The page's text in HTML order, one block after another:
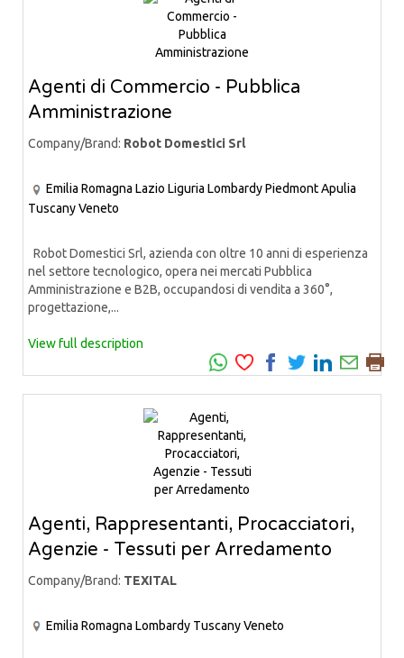
Agenti di Commercio - Pubblica
Amministrazione
Company/Brand: Robot Domestici Srl
Emilia Romagna Lazio Liguria LombardyPiedmontApulia
TuscanyVeneto
Robot Domestici Srl, azienda con oltre 10 anni di esperienza
nel settore tecnologico, opera nei mercati Pubblica
Amministrazione e B2B, occupandosi di vendita a 360°,
progettazione,...
View full description
Agenti, Rappresentanti, Procacciatori,
Agenzie - Tessuti per Arredamento
Company/Brand: TEXITAL
Emilia Romagna Lombardy TuscanyVeneto